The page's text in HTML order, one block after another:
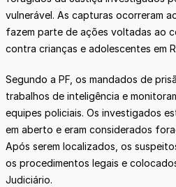
vulnerável. As capturas ocorreram
fazem parte de ações voltadas ao
contra crianças e adolescentes em
Segundo a PF, os mandados de
trabalhos de inteligência e
equipes policiais. Os investigados
em aberto e eram considerados
Após serem localizados, os
os procedimentos legais e
Judiciário.